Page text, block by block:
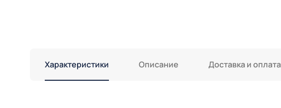
Характеристики Описание Доставка и оплата